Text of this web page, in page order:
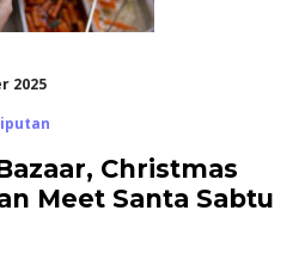
2025
Christmas
Meet Santa Sabtu